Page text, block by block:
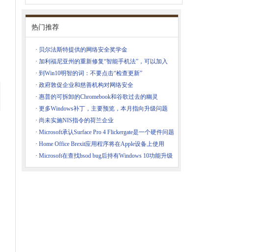
热门推荐
· 贝尔法斯特提供的网络安全奖学金
· 加利福尼亚州的重新修复“智能手机法”，可以加入
· 到Win10明智的词：不要点击“检查更新”
· 政府敦促企业和慈善机构对网络安全
· 惠普的可拆卸的Chromebook和谷歌过去的幽灵
· 更多Windows补丁，主要预览，本月指向升级问题
· 尚未实施NIS指令的荷兰企业
· Microsoft承认Surface Pro 4 Flickergate是一个硬件问题
吗？
· Home Office Brexit应用程序将在Apple设备上使用
· Microsoft在查找bsod bug后持有Windows 10功能升级